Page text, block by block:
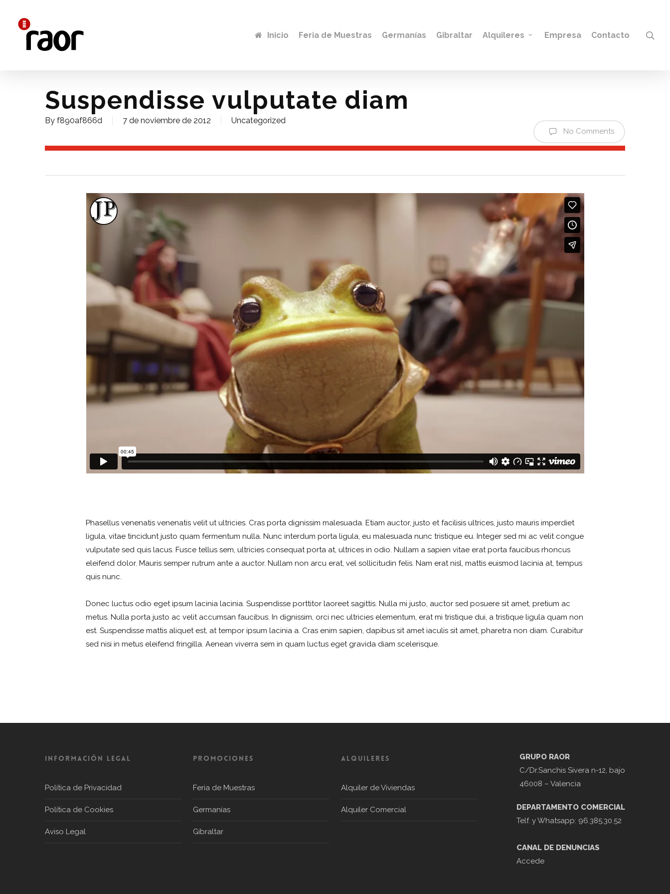
Inicio Feria de Muestras Germanías Gibraltar Alquileres Empresa Contacto
Suspendisse vulputate diam
By f890af866d 7 de noviembre de 2012 Uncategorized
No Comments
Phasellus venenatis venenatis velit ut ultricies. Cras porta dignissim malesuada. Etiam auctor, justo et facilisis ultrices, justo mauris imperdiet
ligula, vitae tincidunt justo quam fermentum nulla. Nunc interdum porta ligula, eu malesuada nunc tristique eu. Integer sed mi ac velit congue
vulputate sed quis lacus. Fusce tellus sem, ultricies consequat porta at, ultrices in odio. Nullam a sapien vitae erat porta faucibus rhoncus
eleifend dolor. Mauris semper rutrum ante a auctor. Nullam non arcu erat, vel sollicitudin felis. Nam erat nisl, mattis euismod lacinia at, tempus
quis nunc.
Donec luctus odio eget ipsum lacinia lacinia. Suspendisse porttitor laoreet sagittis. Nulla mi justo, auctor sed posuere sit amet, pretium ac
metus. Nulla porta justo ac velit accumsan faucibus. In dignissim, orci nec ultricies elementum, erat mi tristique dui, a tristique ligula quam non
est. Suspendisse mattis aliquet est, at tempor ipsum lacinia a. Cras enim sapien, dapibus sit amet iaculis sit amet, pharetra non diam. Curabitur
sed nisi in metus eleifend fringilla. Aenean viverra sem in quam luctus eget gravida diam scelerisque.
Información Legal
Política de Privacidad
Política de Cookies
Aviso Legal
PROMOCIONES
Feria de Muestras
Germanías
Gibraltar
ALQUILERES
Alquiler de Viviendas
Alquiler Comercial
GRUPO RAOR
C/Dr.Sanchis Sivera n-12, bajo
46008 – Valencia
DEPARTAMENTO COMERCIAL
Telf. y Whatsapp: 96.385.30.52
CANAL DE DENUNCIAS
Accede